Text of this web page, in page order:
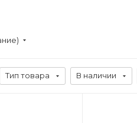
Тип товара В наличии